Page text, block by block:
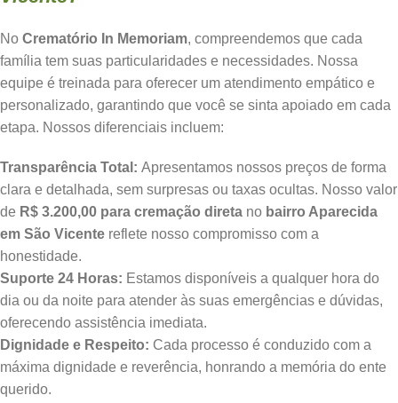
No Crematório In Memoriam, compreendemos que cada
família tem suas particularidades e necessidades. Nossa
equipe é treinada para oferecer um atendimento empático e
personalizado, garantindo que você se sinta apoiado em cada
etapa. Nossos diferenciais incluem:
Transparência Total: Apresentamos nossos preços de forma
clara e detalhada, sem surpresas ou taxas ocultas. Nosso valor
de R$ 3.200,00 para cremação direta no bairro Aparecida
em São Vicente reflete nosso compromisso com a
honestidade.
Suporte 24 Horas: Estamos disponíveis a qualquer hora do
dia ou da noite para atender às suas emergências e dúvidas,
oferecendo assistência imediata.
Dignidade e Respeito: Cada processo é conduzido com a
máxima dignidade e reverência, honrando a memória do ente
querido.